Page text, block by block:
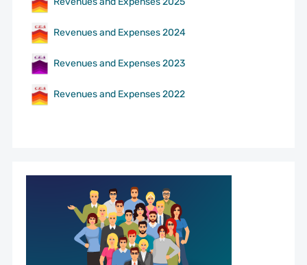
Revenues and Expenses 2024
Revenues and Expenses 2023
Revenues and Expenses 2022